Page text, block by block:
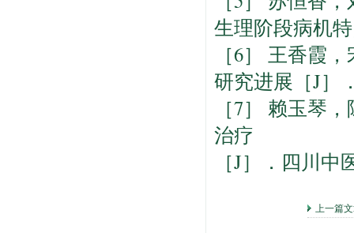
生理阶段病机
［6］ 王香霞
研究进展［J］
［7］ 赖玉琴
治疗
［J］．四川中
上一篇